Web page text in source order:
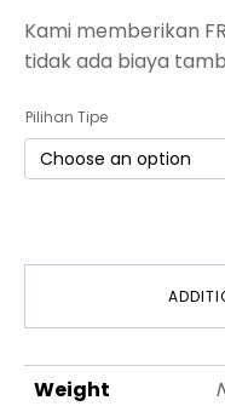
Kami memberikan
tidak ada biaya
Pilihan Tipe
Weight